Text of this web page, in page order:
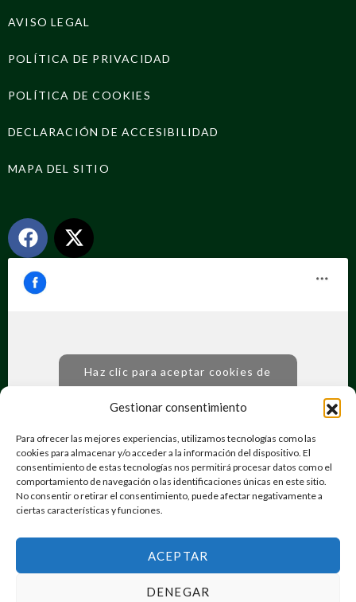
Gestionar consentimiento
Para ofrecer las mejores experiencias, utilizamos tecnologías como las
cookies para almacenar y/o acceder a la información del dispositivo. El
consentimiento de estas tecnologías nos permitirá procesar datos como el
comportamiento de navegación o las identificaciones únicas en este sitio.
No consentir o retirar el consentimiento, puede afectar negativamente a
ciertas características y funciones.
ACEPTAR
DENEGAR
AVISO LEGAL
POLÍTICA DE PRIVACIDAD
POLÍTICA DE COOKIES
DECLARACIÓN DE ACCESIBILIDAD
MAPA DEL SITIO
Haz clic para aceptar cookies de
marketing y permitir este contenido
Ongotromundoesposible | Desarrollado por